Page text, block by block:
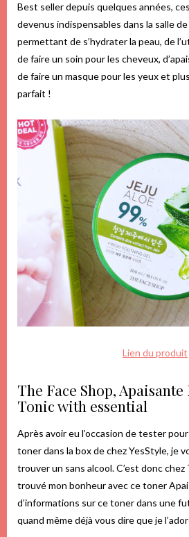
Best seller depuis quelques années,
devenus indispensables dans la salle
permettant de s’hydrater la peau, de
de faire un soin pour les cheveux,
de faire un masque pour les yeux et
parfait !
Lien du produit
The Face Shop,
Tonic with essential
Après avoir eu l’occasion de tester
toner dans la box de chez YesStyle, je
trouver un sans alcool. C’est donc chez
trouvé mon bonheur avec ce toner
d’informations sur ce toner dans une
quand même déjà vous dire que je